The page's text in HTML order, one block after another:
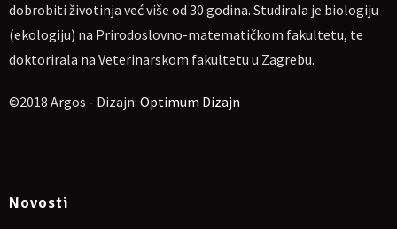
dobrobiti životinja već više od 30 godina. Studirala je biologiju
(ekologiju) na Prirodoslovno-matematičkom fakultetu, te
doktorirala na Veterinarskom fakultetu u Zagrebu.
©2018 Argos - Dizajn: Optimum Dizajn
Novosti